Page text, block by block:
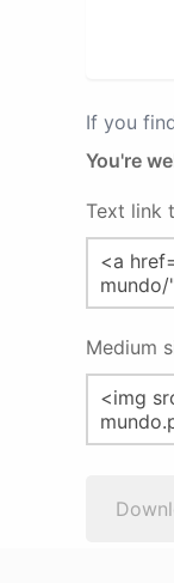
If you
You're
Text link
Medium